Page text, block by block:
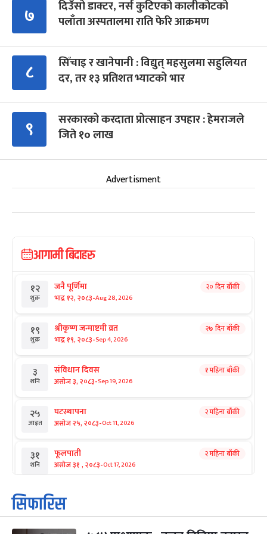
७
दिउँसो डाक्टर, नर्स कुटिएको कालीकोटको
पलाँता अस्पतालमा राति फेरि आक्रमण
८
सिँचाइ र खानेपानी : विद्युत् महसुलमा सहुलियत
दर, तर १३ प्रतिशत भ्याटको भार
९
सरकारको करदाता प्रोत्साहन उपहार : हेमराजले
जिते १० लाख
Advertisment
आगामी बिदाहरु
१२
शुक्र
जनै पूर्णिमा
भाद्र १२, २०८३-Aug 28, 2026
२० दिन बाँकी
१९
शुक्र
श्रीकृष्ण जन्माष्टमी व्रत
भाद्र १९, २०८३-Sep 4, 2026
२७ दिन बाँकी
३
शनि
संविधान दिवस
असोज ३, २०८३-Sep 19, 2026
१ महिना बाँकी
२५
आइत
घटस्थापना
असोज २५, २०८३-Oct 11, 2026
२ महिना बाँकी
३१
शनि
फूलपाती
असोज ३१ , २०८३-Oct 17, 2026
२ महिना बाँकी
१
आइत
कार्तिक सङ्क्रान्ति
कार्तिक १, २०८३
सिफारिस